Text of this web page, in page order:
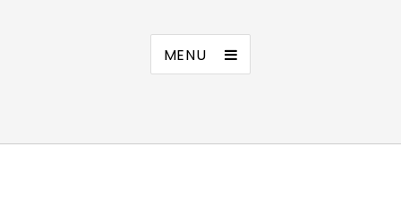
MENU